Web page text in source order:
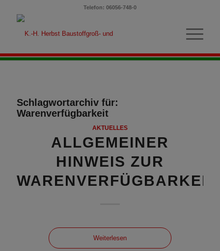
Telefon: 06056-748-0
Schlagwortarchiv für:
Warenverfügbarkeit
AKTUELLES
ALLGEMEINER
HINWEIS ZUR
WARENVERFÜGBARKEIT
Weiterlesen